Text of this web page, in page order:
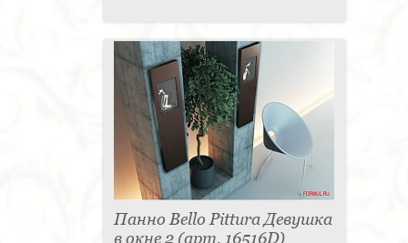
Панно Bello Pittura Девушка
в окне 2 (арт. 16516D)